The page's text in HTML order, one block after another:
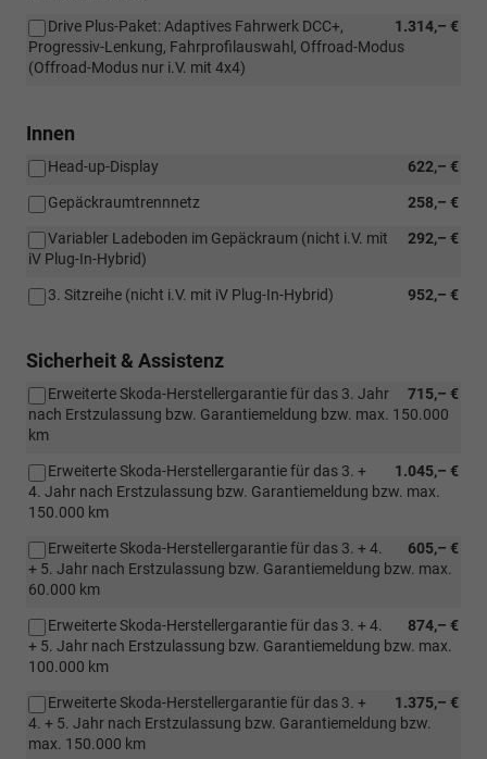
1.314,– €
Drive Plus-Paket: Adaptives Fahrwerk DCC+,
Progressiv-Lenkung, Fahrprofilauswahl, Offroad-Modus
(Offroad-Modus nur i.V. mit 4x4)
Innen
622,– €
Head-up-Display
258,– €
Gepäckraumtrennnetz
292,– €
Variabler Ladeboden im Gepäckraum (nicht i.V. mit
iV Plug-In-Hybrid)
952,– €
3. Sitzreihe (nicht i.V. mit iV Plug-In-Hybrid)
Sicherheit & Assistenz
715,– €
Erweiterte Skoda-Herstellergarantie für das 3. Jahr
nach Erstzulassung bzw. Garantiemeldung bzw. max. 150.000
km
1.045,– €
Erweiterte Skoda-Herstellergarantie für das 3. +
4. Jahr nach Erstzulassung bzw. Garantiemeldung bzw. max.
150.000 km
605,– €
Erweiterte Skoda-Herstellergarantie für das 3. + 4.
+ 5. Jahr nach Erstzulassung bzw. Garantiemeldung bzw. max.
60.000 km
874,– €
Erweiterte Skoda-Herstellergarantie für das 3. + 4.
+ 5. Jahr nach Erstzulassung bzw. Garantiemeldung bzw. max.
100.000 km
1.375,– €
Erweiterte Skoda-Herstellergarantie für das 3. +
4. + 5. Jahr nach Erstzulassung bzw. Garantiemeldung bzw.
max. 150.000 km